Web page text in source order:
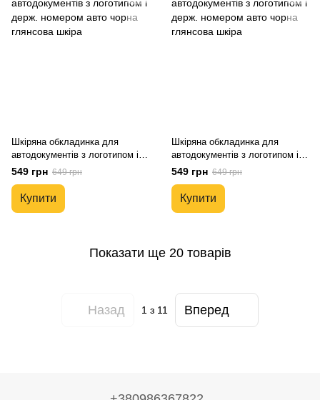
Шкіряна обкладинка для
автодокументів з логотипом і
держ. номером авто чорна
глянсова шкіра
549 грн 649 грн
Купити
Шкіряна обкладинка для
автодокументів з логотипом і
держ. номером авто чорна
глянсова шкіра
549 грн 649 грн
Купити
Показати ще 20 товарів
Назад 1 з 11 Вперед